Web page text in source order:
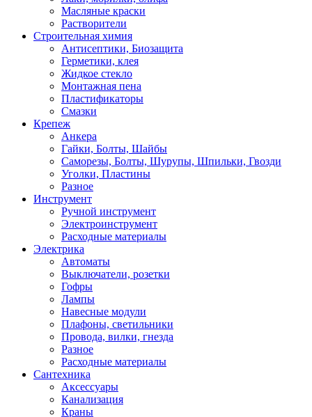
Масляные краски
Растворители
Строительная химия
Антисептики, Биозащита
Герметики, клея
Жидкое стекло
Монтажная пена
Пластификаторы
Смазки
Крепеж
Анкера
Гайки, Болты, Шайбы
Саморезы, Болты, Шурупы, Шпильки, Гвозди
Уголки, Пластины
Разное
Инструмент
Ручной инструмент
Электроинструмент
Расходные материалы
Электрика
Автоматы
Выключатели, розетки
Гофры
Лампы
Навесные модули
Плафоны, светильники
Провода, вилки, гнезда
Разное
Расходные материалы
Сантехника
Аксессуары
Канализация
Краны